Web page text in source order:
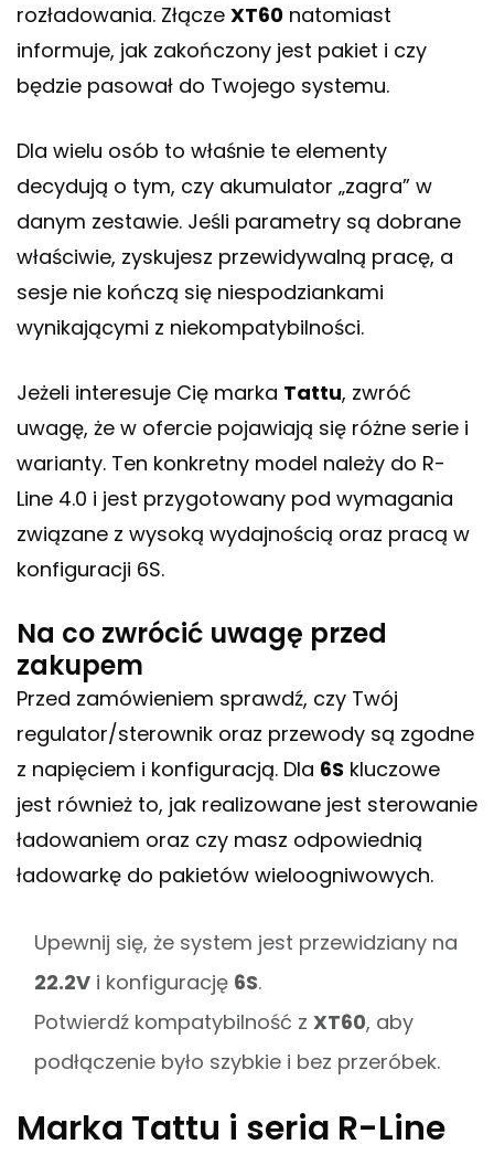
rozładowania. Złącze XT60 natomiast
informuje, jak zakończony jest pakiet i czy
będzie pasował do Twojego systemu.
Dla wielu osób to właśnie te elementy
decydują o tym, czy akumulator „zagra” w
danym zestawie. Jeśli parametry są dobrane
właściwie, zyskujesz przewidywalną pracę, a
sesje nie kończą się niespodziankami
wynikającymi z niekompatybilności.
Jeżeli interesuje Cię marka Tattu, zwróć
uwagę, że w ofercie pojawiają się różne serie i
warianty. Ten konkretny model należy do R-
Line 4.0 i jest przygotowany pod wymagania
związane z wysoką wydajnością oraz pracą w
konfiguracji 6S.
Na co zwrócić uwagę przed
zakupem
Przed zamówieniem sprawdź, czy Twój
regulator/sterownik oraz przewody są zgodne
z napięciem i konfiguracją. Dla 6S kluczowe
jest również to, jak realizowane jest sterowanie
ładowaniem oraz czy masz odpowiednią
ładowarkę do pakietów wieloogniwowych.
Upewnij się, że system jest przewidziany na
22.2V i konfigurację 6S.
Potwierdź kompatybilność z XT60, aby
podłączenie było szybkie i bez przeróbek.
Marka Tattu i seria R-Line